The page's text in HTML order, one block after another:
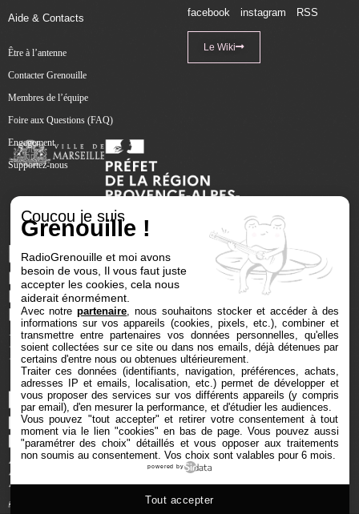
Aide & Contacts
Être à l’antenne
Contacter Grenouille
Membres de l’équipe
Foire aux Questions (FAQ)
Engagement
Supportez-nous
facebook instagram RSS
Le Wiki
Coucou je suis
Grenouille !
RadioGrenouille et moi avons
besoin de vous, Il vous faut juste
accepter les cookies, cela nous
aiderait énormément.
Avec notrepartenaire , nous souhaitons stocker et accéder à des
informations sur vos appareils (cookies, pixels, etc.), combiner et
transmettre entre partenaires vos données personnelles, qu'elles
soient collectées sur ce site ou dans nos emails, déjà détenues par
certains d'entre nous ou obtenues ultérieurement.
Traiter ces données (identifiants, navigation, préférences, achats,
adresses IP et emails, localisation, etc.) permet de développer et
vous proposer des services sur vos différents appareils (y compris
par email), d'en mesurer la performance, et d'étudier les audiences.
Vous pouvez "tout accepter" et retirer votre consentement à tout
moment via le lien "cookies" en bas de page. Vous pouvez aussi
"paramétrer des choix" détaillés et vous opposer aux traitements
non soumis au consentement. Vos choix sont valables pour 6 mois.
powered by
Tout accepter